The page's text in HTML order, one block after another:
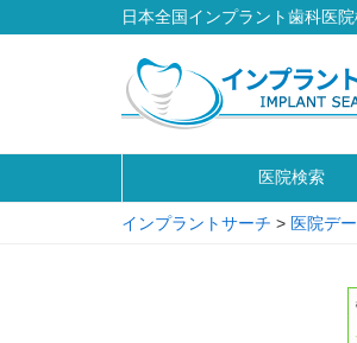
日本全国インプラント歯科医
医院検索
インプラントサーチ > 医院デ